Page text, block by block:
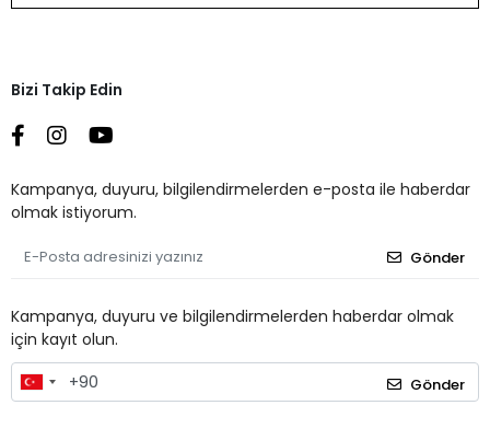
Bizi Takip Edin
Kampanya, duyuru, bilgilendirmelerden e-posta ile haberdar
olmak istiyorum.
Gönder
Kampanya, duyuru ve bilgilendirmelerden haberdar olmak
için kayıt olun.
Gönder